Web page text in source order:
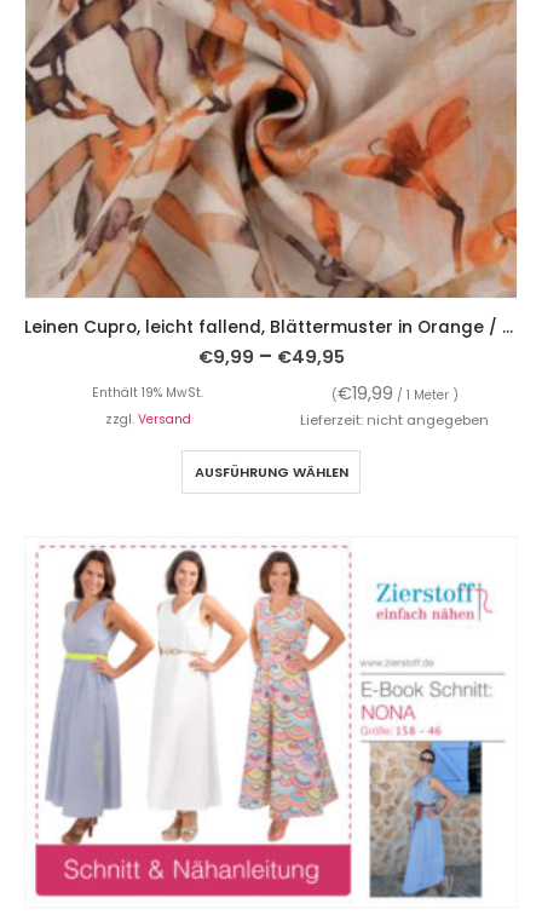
Leinen Cupro, leicht fallend, Blättermuster in Orange / Braun auf Ecru
€9,99 – €49,95
Enthält 19% MwSt. (€19,99 / 1 Meter )
zzgl. Versand Lieferzeit: nicht angegeben
AUSFÜHRUNG WÄHLEN